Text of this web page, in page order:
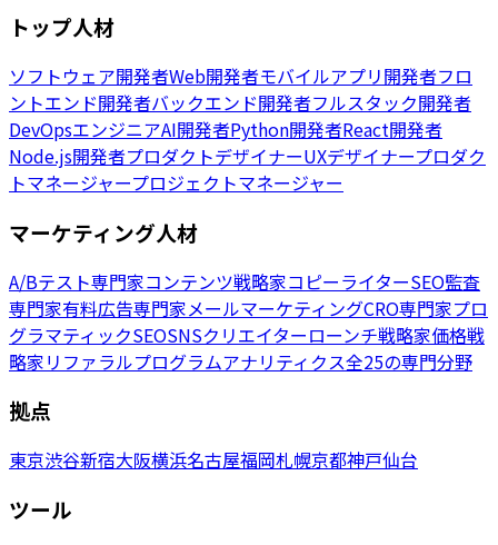
トップ人材
ソフトウェア開発者Web開発者モバイルアプリ開発者フロ
ントエンド開発者バックエンド開発者フルスタック開発者
DevOpsエンジニアAI開発者Python開発者React開発者
Node.js開発者プロダクトデザイナーUXデザイナープロダク
トマネージャープロジェクトマネージャー
マーケティング人材
A/Bテスト専門家コンテンツ戦略家コピーライターSEO監査
専門家有料広告専門家メールマーケティングCRO専門家プロ
グラマティックSEOSNSクリエイターローンチ戦略家価格戦
略家リファラルプログラムアナリティクス全25の専門分野
拠点
東京渋谷新宿大阪横浜名古屋福岡札幌京都神戸仙台
ツール